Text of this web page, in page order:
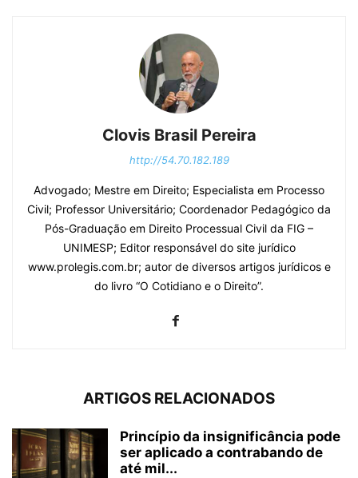
Clovis Brasil Pereira
http://54.70.182.189
Advogado; Mestre em Direito; Especialista em Processo
Civil; Professor Universitário; Coordenador Pedagógico da
Pós-Graduação em Direito Processual Civil da FIG –
UNIMESP; Editor responsável do site jurídico
www.prolegis.com.br; autor de diversos artigos jurídicos e
do livro “O Cotidiano e o Direito”.
ARTIGOS RELACIONADOS
Princípio da insignificância pode
ser aplicado a contrabando de
até mil...